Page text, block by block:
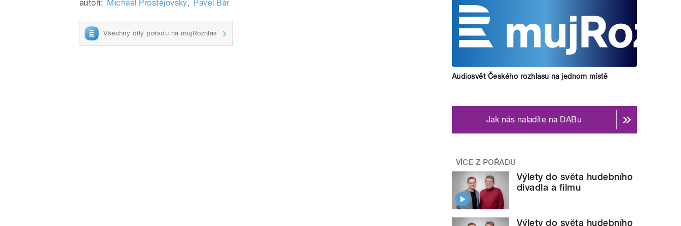
autoři: Michael Prostějovský, Pavel Bár
Všechny díly pořadu na mujRozhlas
Audiosvět Českého rozhlasu na jednom místě
Jak nás naladíte na DABu
VÍCE Z POŘADU
Výlety do světa hudebního
divadla a filmu
Výlety do světa hudebního